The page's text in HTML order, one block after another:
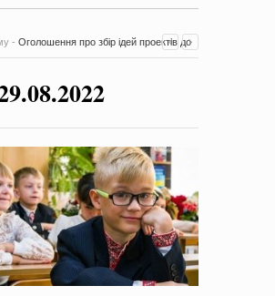
- Оголошення про збір ідей проектів до
– 2020 роки Оголошення про збір ідей
0 Коментарів